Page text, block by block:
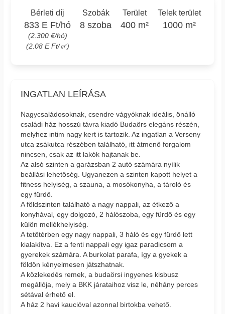
Bérleti díj
833 E Ft/hó
(2.300 €/hó)
(2.08 E Ft/㎡)
Szobák
8 szoba
Terület
400 m²
Telek terület
1000 m²
INGATLAN LEÍRÁSA
Nagycsaládosoknak, csendre vágyóknak ideális, önálló
családi ház hosszú távra kiadó Budaörs elegáns részén,
melyhez intim nagy kert is tartozik. Az ingatlan a Verseny
utca zsákutca részében található, itt átmenő forgalom
nincsen, csak az itt lakók hajtanak be.
Az alsó szinten a garázsban 2 autó számára nyílik
beállási lehetőség. Ugyanezen a szinten kapott helyet a
fitness helyiség, a szauna, a mosókonyha, a tároló és
egy fürdő.
A földszinten található a nagy nappali, az étkező a
konyhával, egy dolgozó, 2 hálószoba, egy fürdő és egy
külön mellékhelyiség.
A tetőtérben egy nagy nappali, 3 háló és egy fürdő lett
kialakítva. Ez a fenti nappali egy igaz paradicsom a
gyerekek számára. A burkolat parafa, így a gyekek a
földön kényelmesen játszhatnak.
A közlekedés remek, a budaörsi ingyenes kisbusz
megállója, mely a BKK járataihoz visz le, néhány perces
sétával érhető el.
A ház 2 havi kaucióval azonnal birtokba vehető.